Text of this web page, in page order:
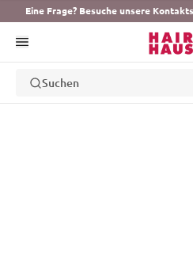
Eine Frage? Besuche unsere
Suchen